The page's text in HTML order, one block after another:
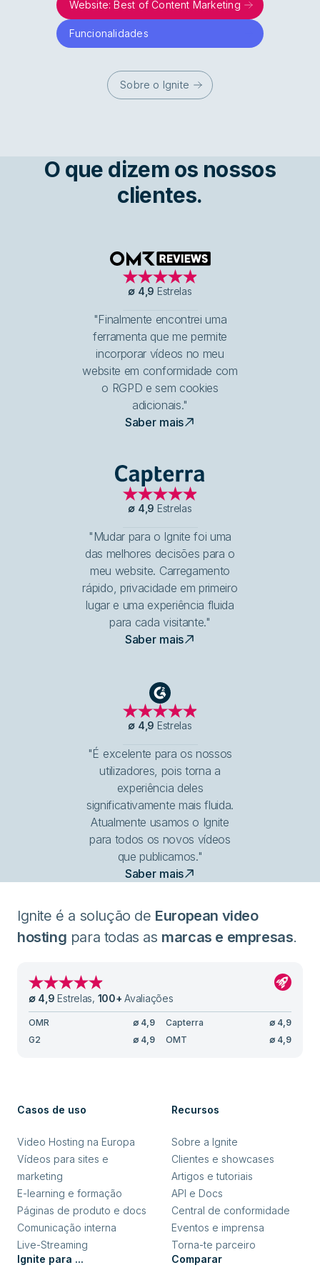
Website: Best of Content Marketing
Funcionalidades
Sobre o Ignite
O que dizem os nossos
clientes.
OMR Reviews
∅ 4,9 Estrelas
"Finalmente encontrei uma
ferramenta que me permite
incorporar vídeos no meu
website em conformidade com
o RGPD e sem cookies
adicionais."
Saber mais
Capterra
∅ 4,9 Estrelas
"Mudar para o Ignite foi uma
das melhores decisões para o
meu website. Carregamento
rápido, privacidade em primeiro
lugar e uma experiência fluida
para cada visitante."
Saber mais
G2
∅ 4,9 Estrelas
"É excelente para os nossos
utilizadores, pois torna a
experiência deles
significativamente mais fluida.
Atualmente usamos o Ignite
para todos os novos vídeos
que publicamos."
Saber mais
Ignite é a solução de European video
hosting para todas as marcas e empresas.
∅ 4,9 Estrelas, 100+ Avaliações
OMR ∅ 4,9 Capterra ∅ 4,9
G2
∅ 4,9 OMT ∅ 4,9
Casos de uso
Video Hosting na Europa
Vídeos para sites e
marketing
E-learning e formação
Páginas de produto e docs
Comunicação interna
Live-Streaming
Ignite para ...
Recursos
Sobre a Ignite
Clientes e showcases
Artigos e tutoriais
API e Docs
Central de conformidade
Eventos e imprensa
Torna-te parceiro
Comparar